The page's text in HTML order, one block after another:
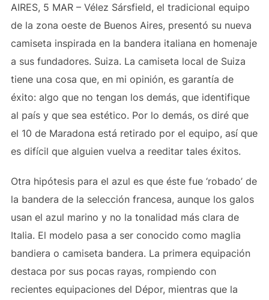
AIRES, 5 MAR – Vélez Sársfield, el tradicional equipo
de la zona oeste de Buenos Aires, presentó su nueva
camiseta inspirada en la bandera italiana en homenaje
a sus fundadores. Suiza. La camiseta local de Suiza
tiene una cosa que, en mi opinión, es garantía de
éxito: algo que no tengan los demás, que identifique
al país y que sea estético. Por lo demás, os diré que
el 10 de Maradona está retirado por el equipo, así que
es difícil que alguien vuelva a reeditar tales éxitos.
Otra hipótesis para el azul es que éste fue ‘robado’ de
la bandera de la selección francesa, aunque los galos
usan el azul marino y no la tonalidad más clara de
Italia. El modelo pasa a ser conocido como maglia
bandiera o camiseta bandera. La primera equipación
destaca por sus pocas rayas, rompiendo con
recientes equipaciones del Dépor, mientras que la